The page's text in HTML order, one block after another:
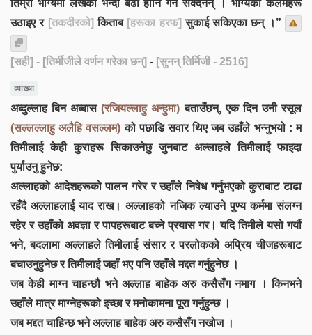
तिम्रो भाग्यमा लेखेको भन्दा बढी हानि गर्न सक्दैनन् । भाग्यका कलमहरू
उठाइए र [तकदीरको] किताब [हरूका हरफ] सुकाई सकिएका छन् ।”
[सही] - [तिर्मीजीले वर्णन गरेका छन्] - [सुनन् तिर्मिजी - 2516]
व्याख्या
अब्दुल्लाह बिन अब्बास(रजियल्लाहु अन्हुमा) बताउँछन्, एक दिन उनी रसूल
(सल्लल्लाहु अलैहि वसल्लम) को पछाडि सवार थिए जब उहाँले भन्नुभयो : म
तिमीलाई केही कुराहरू सिकाउनेछु जुनबाट अल्लाहले तिमीलाई फाइदा
पुर्याउनु हुनेछ:
अल्लाहको आदेशहरूको पालन गरेर र उहाँले निषेध गर्नुभएको कुराबाट टाढा
रहँदै अल्लाहलाई याद राख। अल्लाहको नजिक ल्याउने पुण्य कर्ममा संलग्न
रहेर र उहाँको अवज्ञा र पापहरूबाट बच्ने प्रयास गर। यदि तिमीले यसो गर्यौ
भने, बदलामा अल्लाहले तिमीलाई संसार र परलोकको अप्रिय चीजहरूबाट
बचाउनुहुनेछ र तिमीलाई जहाँ भए पनि उहाँले मद्दत गर्नुहुनेछ ।
जब केही माग्न चाहन्छौ भने अल्लाह बाहेक अरु कसैसँग नमाग । किनभने
उहाँले मात्र माग्नेहरूको इच्छा र मनोकामना पूरा गर्नुहुन्छ ।
जब मद्दत चाहिन्छ भने अल्लाह बाहेक अरु कसैसँग नखोज ।